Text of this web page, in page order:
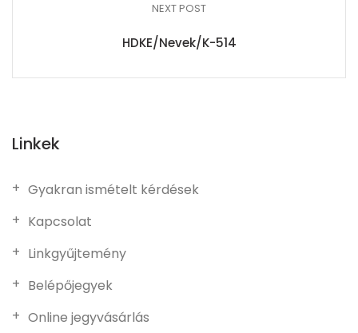
NEXT POST
HDKE/Nevek/K-514
Linkek
Gyakran ismételt kérdések
Kapcsolat
Linkgyűjtemény
Belépőjegyek
Online jegyvásárlás